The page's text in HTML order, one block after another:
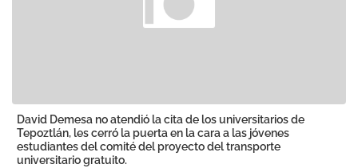
David Demesa no atendió la cita de los universitarios de
Tepoztlán, les cerró la puerta en la cara a las jóvenes
estudiantes del comité del proyecto del transporte
universitario gratuito.